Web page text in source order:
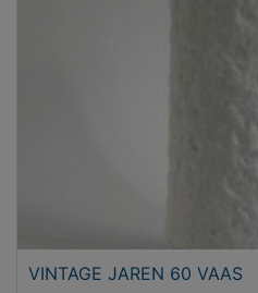
VINTAGE JAREN 60 VAAS